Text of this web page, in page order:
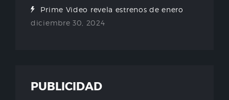
Prime Video revela estrenos de enero
diciembre 30, 2024
PUBLICIDAD